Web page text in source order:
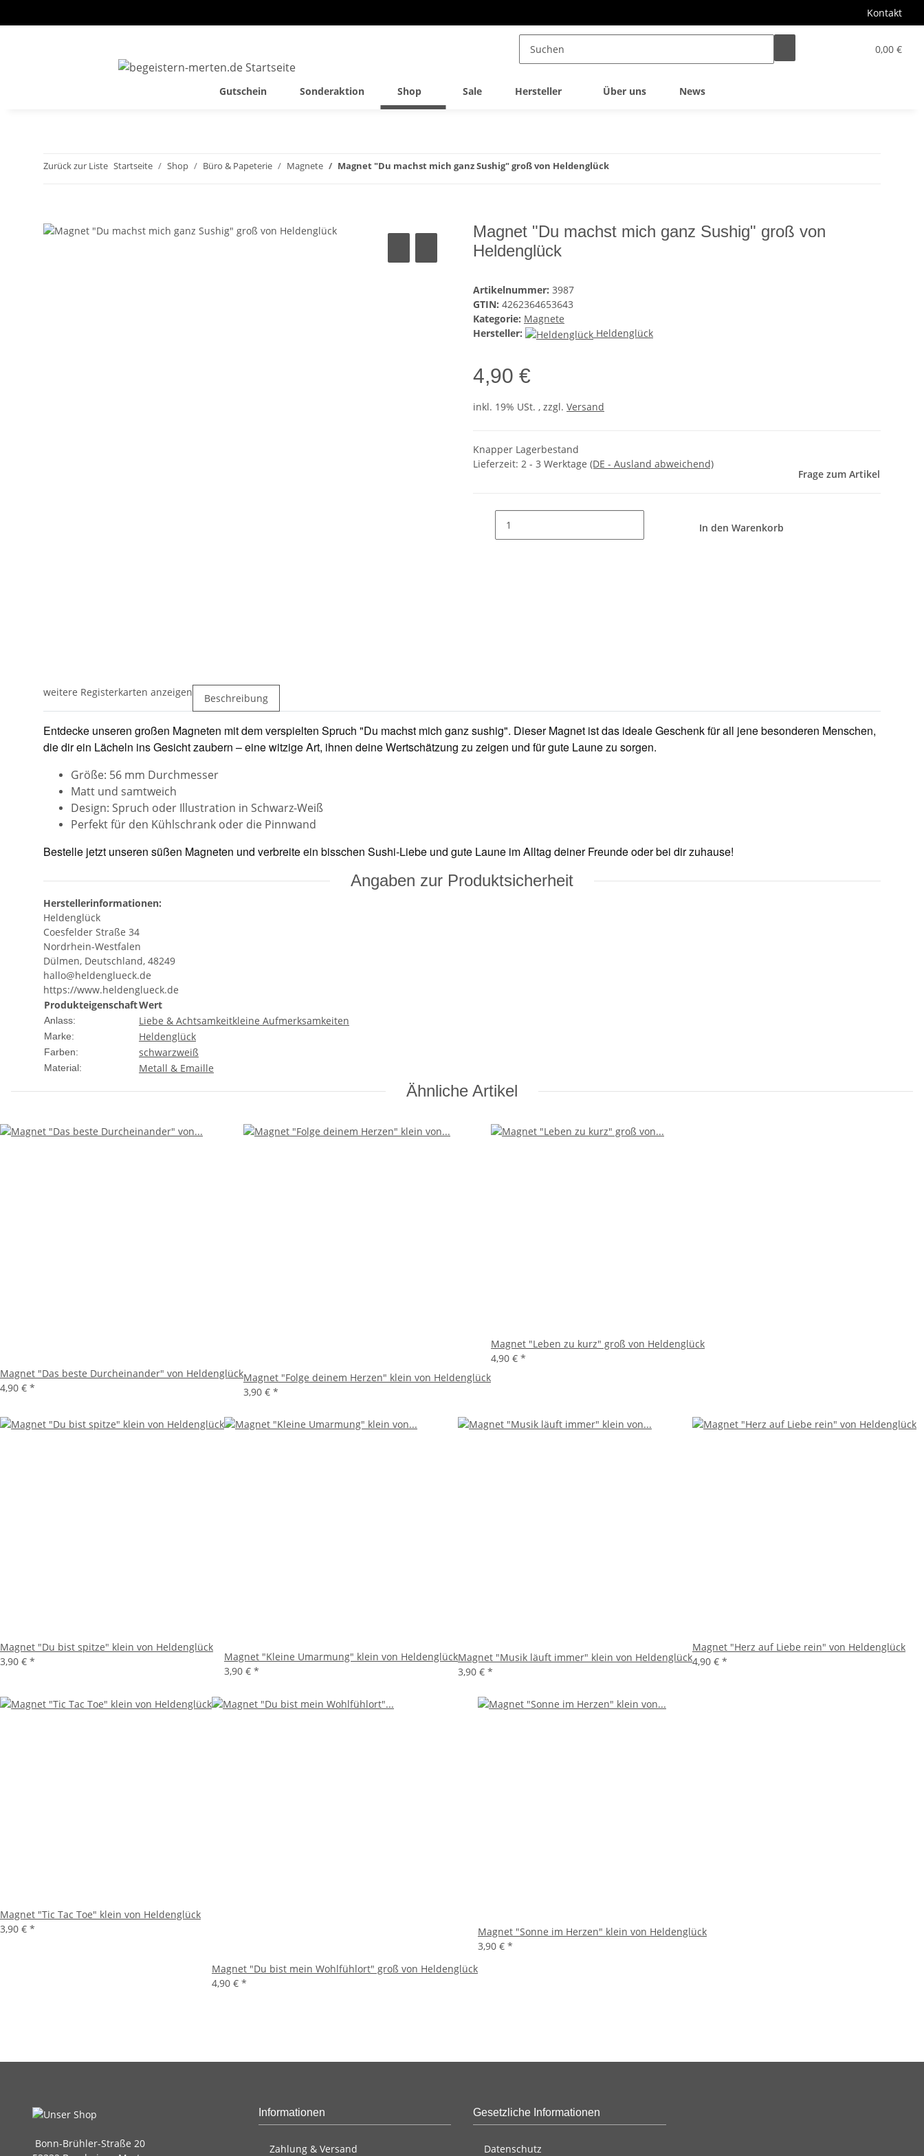
Kontakt
0,00 €
Gutschein Sonderaktion Shop Sale Hersteller Über uns News
Zurück zur Liste Startseite Shop Büro & Papeterie Magnete Magnet "Du machst mich ganz Sushig" groß von Heldenglück
Magnet "Du machst mich ganz Sushig" groß von
Heldenglück
Artikelnummer: 3987
GTIN: 4262364653643
Kategorie: Magnete
Hersteller:
Heldenglück
4,90 €
inkl. 19% USt. , zzgl. Versand
Knapper Lagerbestand
Lieferzeit: 2 - 3 Werktage (DE - Ausland abweichend)
Frage zum Artikel
In den Warenkorb
weitere Registerkarten anzeigen Beschreibung
Entdecke unseren großen Magneten mit dem verspielten Spruch "Du machst mich ganz sushig". Dieser Magnet ist das ideale Geschenk für all jene besonderen Menschen,
die dir ein Lächeln ins Gesicht zaubern – eine witzige Art, ihnen deine Wertschätzung zu zeigen und für gute Laune zu sorgen.
Größe: 56 mm Durchmesser
Matt und samtweich
Design: Spruch oder Illustration in Schwarz-Weiß
Perfekt für den Kühlschrank oder die Pinnwand
Bestelle jetzt unseren süßen Magneten und verbreite ein bisschen Sushi-Liebe und gute Laune im Alltag deiner Freunde oder bei dir zuhause!
Angaben zur Produktsicherheit
Herstellerinformationen:
Heldenglück
Coesfelder Straße 34
Nordrhein-Westfalen
Dülmen, Deutschland, 48249
hallo@heldenglueck.de
https://www.heldenglueck.de
ProdukteigenschaftWert
Anlass: Liebe & Achtsamkeitkleine Aufmerksamkeiten
Marke: Heldenglück
Farben: schwarzweiß
Material: Metall & Emaille
Ähnliche Artikel
Magnet "Das beste Durcheinander" von Heldenglück
4,90 € *
Magnet "Folge deinem Herzen" klein von Heldenglück
3,90 € *
Magnet "Leben zu kurz" groß von Heldenglück
4,90 € *
Magnet "Du bist spitze" klein von Heldenglück
3,90 € *
Magnet "Kleine Umarmung" klein von Heldenglück
3,90 € *
Magnet "Musik läuft immer" klein von Heldenglück
3,90 € *
Magnet "Herz auf Liebe rein" von Heldenglück
4,90 € *
Magnet "Tic Tac Toe" klein von Heldenglück
3,90 € *
Magnet "Du bist mein Wohlfühlort" groß von Heldenglück
4,90 € *
Magnet "Sonne im Herzen" klein von Heldenglück
3,90 € *
Bonn-Brühler-Straße 20
Informationen
Zahlung & Versand
Gesetzliche Informationen
Datenschutz